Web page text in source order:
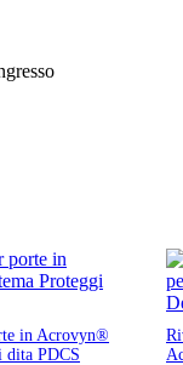
in Acrovyn®
dita PDCS